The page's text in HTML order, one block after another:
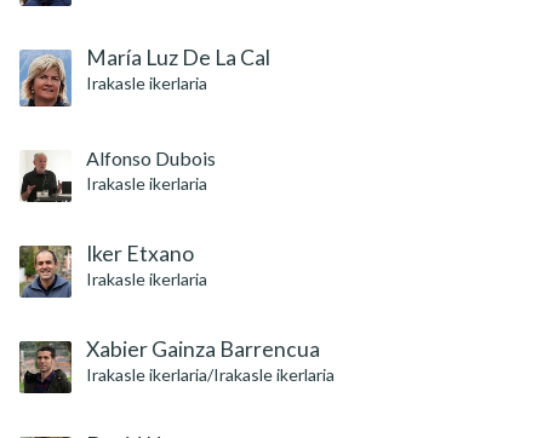
María Luz De La Cal
Irakasle ikerlaria
Alfonso Dubois
Irakasle ikerlaria
Iker Etxano
Irakasle ikerlaria
Xabier Gainza Barrencua
Irakasle ikerlaria/Irakasle ikerlaria